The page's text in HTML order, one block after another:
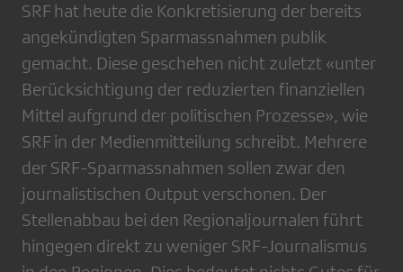
SRF hat heute die Konkretisierung der bereits
angekündigten Sparmassnahmen publik
gemacht. Diese geschehen nicht zuletzt «unter
Berücksichtigung der reduzierten finanziellen
Mittel aufgrund der politischen Prozesse», wie
SRF in der Medienmitteilung schreibt. Mehrere
der SRF-Sparmassnahmen sollen zwar den
journalistischen Output verschonen. Der
Stellenabbau bei den Regionaljournalen führt
hingegen direkt zu weniger SRF-Journalismus